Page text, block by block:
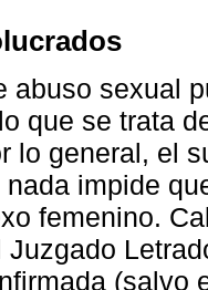
abuso sexual
que se trata
lo general, el
impide
femenino.
Juzgado
(salvo